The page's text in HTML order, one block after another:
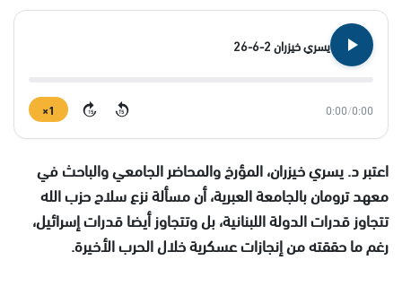
يسري خيزران 2-6-26
0:00
/
0:00
15
15
1×
اعتبر د. يسري خيزران، المؤرخ والمحاضر الجامعي والباحث في
معهد ترومان بالجامعة العبرية، أن مسألة نزع سلاح حزب الله
تتجاوز قدرات الدولة اللبنانية، بل وتتجاوز أيضا قدرات إسرائيل،
رغم ما حققته من إنجازات عسكرية خلال الحرب الأخيرة.